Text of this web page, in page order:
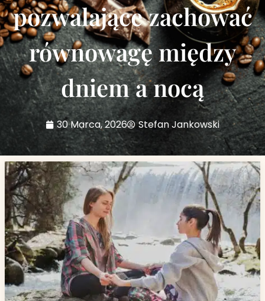
pozwalające zachować
równowagę między
dniem a nocą
30 Marca, 2026 Stefan Jankowski